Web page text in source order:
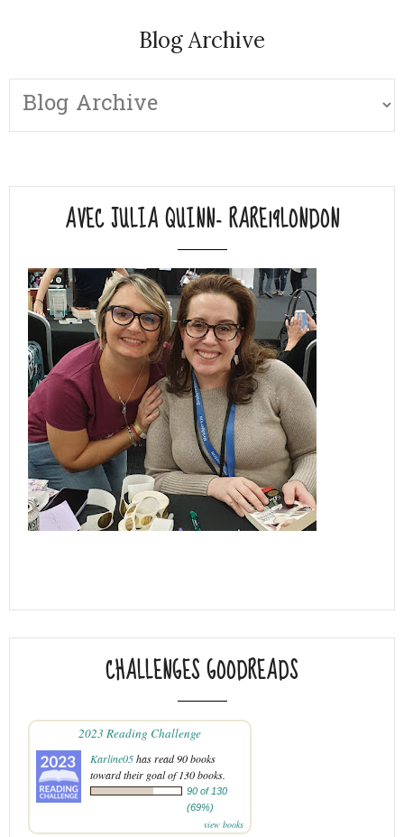
Blog Archive
AVEC JULIA QUINN- RARE19LONDON
CHALLENGES GOODREADS
2023 Reading Challenge
Karline05has read 90 books
toward their goal of 130 books.
90 of 130
(69%)
view books